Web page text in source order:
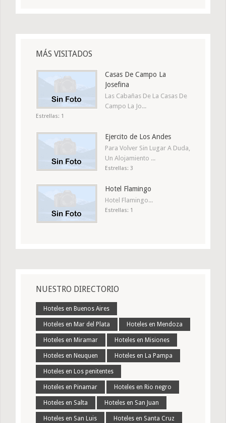
MÁS VISITADOS
Casas De Campo La
Josefina
Las Cabañas De La Casas De
Campo La Jo...
Estrellas: 1
Ejercito de Los Andes
Para Volver Sin Lugar A Duda,
Un Alojamiento ...
Estrellas: 3
Hotel Flamingo
Hotel Flamingo...
Estrellas: 1
NUESTRO DIRECTORIO
Hoteles en Buenos Aires
Hoteles en Mar del Plata Hoteles en Mendoza
Hoteles en Miramar Hoteles en Misiones
Hoteles en Neuquen Hoteles en La Pampa
Hoteles en Los penitentes
Hoteles en Pinamar Hoteles en Rio negro
Hoteles en Salta Hoteles en San Juan
Hoteles en San Luis Hoteles en Santa Cruz